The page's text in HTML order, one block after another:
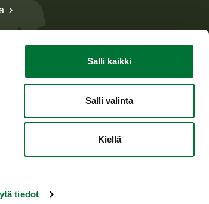
tiedot
Salli kaikki
Salli valinta
Kiellä
Takaisin ylös